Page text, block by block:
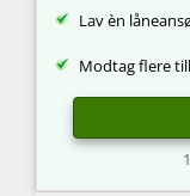
Lav èn
Modtag flere